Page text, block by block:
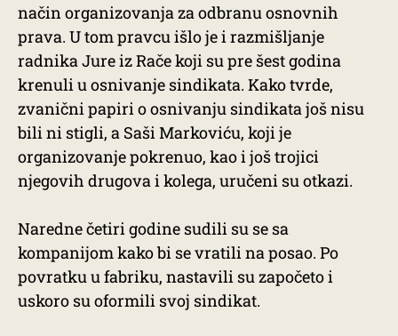
način organizovanja za odbranu osnovnih
prava. U tom pravcu išlo je i razmišljanje
radnika Jure iz Rače koji su pre šest godina
krenuli u osnivanje sindikata. Kako tvrde,
zvanični papiri o osnivanju sindikata još nisu
bili ni stigli, a Saši Markoviću, koji je
organizovanje pokrenuo, kao i još trojici
njegovih drugova i kolega, uručeni su otkazi.
Naredne četiri godine sudili su se sa
kompanijom kako bi se vratili na posao. Po
povratku u fabriku, nastavili su započeto i
uskoro su oformili svoj sindikat.